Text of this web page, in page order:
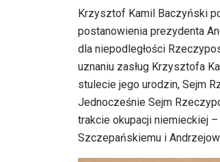
Krzysztof Kamil Baczyński
postanowienia prezydenta
dla niepodległości
uznaniu zasług Krzysztofa
stulecie jego urodzin, Sejm
Jednocześnie Sejm
trakcie okupacji niemieckiej
Szczepańskiemu i